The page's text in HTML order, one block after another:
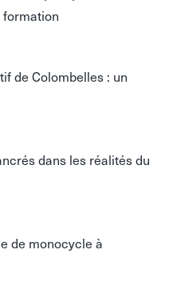
de Colombelles : un
dans les réalités du
de monocycle à